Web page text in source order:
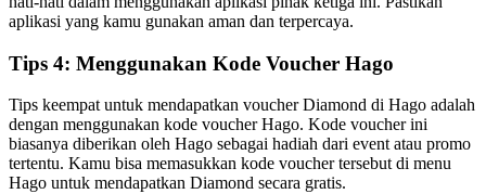
aplikasi yang kamu gunakan aman dan terpercaya.
Tips 4: Menggunakan Kode Voucher Hago
Tips keempat untuk mendapatkan voucher Diamond di Hago adalah
dengan menggunakan kode voucher Hago. Kode voucher ini
biasanya diberikan oleh Hago sebagai hadiah dari event atau promo
tertentu. Kamu bisa memasukkan kode voucher tersebut di menu
Hago untuk mendapatkan Diamond secara gratis.